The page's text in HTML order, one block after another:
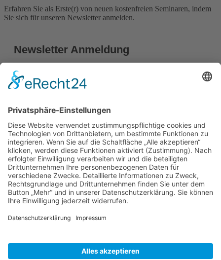
Erfahren Sie als Erste(r) von neuen kostenfreien Seminaren, indem
Sie sich für unseren Newsletter anmelden.
Newsletter Anmeldung
Vorname
Nachname
E-mail*
Anmelden